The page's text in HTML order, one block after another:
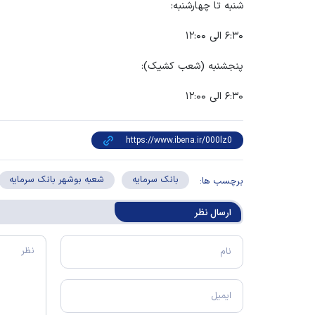
شنبه تا چهارشنبه:
۶:۳۰ الی ۱۲:۰۰
پنجشنبه (شعب کشیک):
۶:۳۰ الی ۱۲:۰۰
برچسب ها: بانک سرمایه شعبه بوشهر بانک سرمایه
ارسال‌ نظر